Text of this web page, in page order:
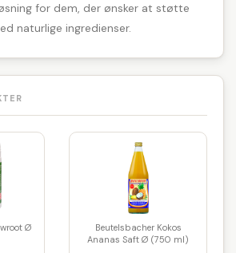
for dem, der ønsker at støtte
naturlige ingredienser.
Ø
Beutelsbacher Kokos
Ananas Saft Ø (750 ml)